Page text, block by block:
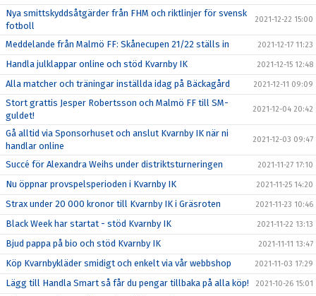
Nya smittskyddsåtgärder från FHM och riktlinjer för svensk
fotboll
2021-12-22 15:00
Meddelande från Malmö FF: Skånecupen 21/22 ställs in 2021-12-17 11:23
Handla julklappar online och stöd Kvarnby IK 2021-12-15 12:48
Alla matcher och träningar inställda idag på Bäckagård 2021-12-11 09:09
Stort grattis Jesper Robertsson och Malmö FF till SM-
guldet!
2021-12-04 20:42
Gå alltid via Sponsorhuset och anslut Kvarnby IK när ni
handlar online
2021-12-03 09:47
Succé för Alexandra Weihs under distriktsturneringen 2021-11-27 17:10
Nu öppnar provspelsperioden i Kvarnby IK 2021-11-25 14:20
Strax under 20 000 kronor till Kvarnby IK i Gräsroten 2021-11-23 10:46
Black Week har startat - stöd Kvarnby IK 2021-11-22 13:13
Bjud pappa på bio och stöd Kvarnby IK 2021-11-11 13:47
Köp Kvarnbykläder smidigt och enkelt via vår webbshop 2021-11-03 17:29
Lägg till Handla Smart så får du pengar tillbaka på alla köp! 2021-10-26 15:01